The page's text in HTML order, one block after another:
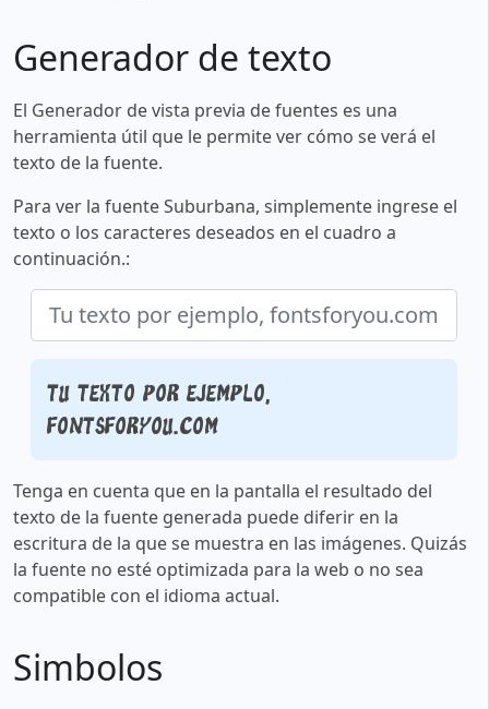
Generador de texto
El Generador de vista previa de fuentes es una
herramienta útil que le permite ver cómo se verá el
texto de la fuente.
Para ver la fuente Suburbana, simplemente ingrese el
texto o los caracteres deseados en el cuadro a
continuación.:
Tu texto por ejemplo,
fontsforyou.com
Tenga en cuenta que en la pantalla el resultado del
texto de la fuente generada puede diferir en la
escritura de la que se muestra en las imágenes. Quizás
la fuente no esté optimizada para la web o no sea
compatible con el idioma actual.
Simbolos